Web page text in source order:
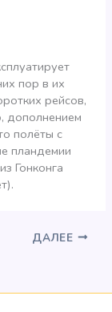
пор в их
рейсов,
дополнением
полёты с
пландемии
Гонконга
ДАЛЕЕ